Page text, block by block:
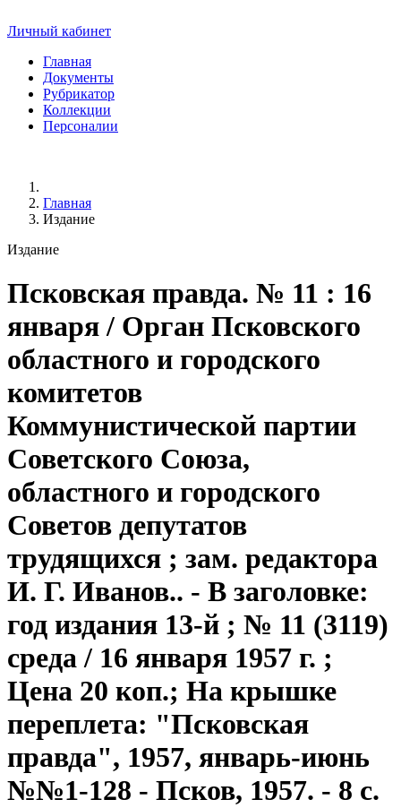
Личный кабинет
Главная
Документы
Рубрикатор
Коллекции
Персоналии
Главная
Издание
Издание
Псковская правда. № 11 : 16
января / Орган Псковского
областного и городского
комитетов
Коммунистической партии
Советского Союза,
областного и городского
Советов депутатов
трудящихся ; зам. редактора
И. Г. Иванов.. - В заголовке:
год издания 13-й ; № 11 (3119)
среда / 16 января 1957 г. ;
Цена 20 коп.; На крышке
переплета: "Псковская
правда", 1957, январь-июнь
№№1-128 - Псков, 1957. - 8 с.